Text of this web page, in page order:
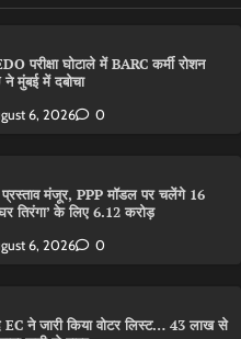
परीक्षा घोटाले में BARC कर्मी रोशन
ने मुंबई में दबोचा
6, 2026 0
प्रस्ताव मंजूर, PPP मॉडल पर चलेंगे 16
तिरंगा’ के लिए 6.12 करोड़
6, 2026 0
ने जारी किया वोटर लिस्ट… 43 लाख से